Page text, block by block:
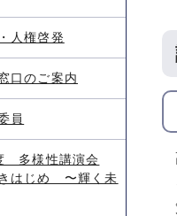
人権啓発
口のご案内
員
多様性講演会
きはじめ 〜輝く未